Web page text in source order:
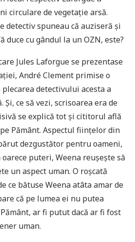
circulare de vegetație arsă.
detectiv spuneau că auziseră și
duce cu gândul la un OZN, este?
Jules Laforgue se prezentase
André Clement primise o
detectivului acesta a
Și, ce să vezi, scrisoarea era de
se explică tot și cititorul află
Pământ. Aspectul ființelor din
dezgustător pentru oameni,
oarece puteri, Weena reușește să
un aspect uman. O roșcată
ce bătuse Weena atâta amar de
că pe lumea ei nu putea
ar fi putut dacă ar fi fost
uman.